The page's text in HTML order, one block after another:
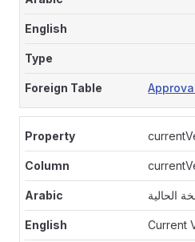
الحالية
Current